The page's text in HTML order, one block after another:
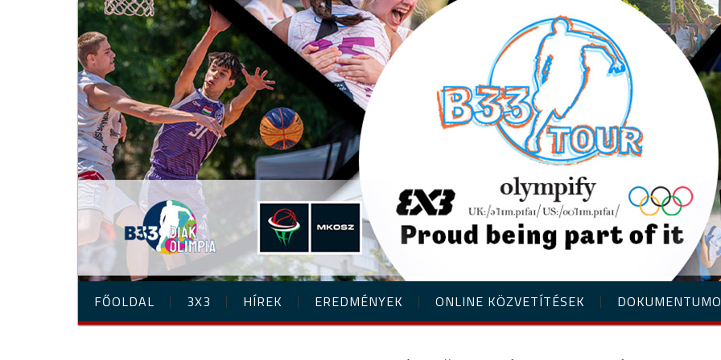
FŐOLDAL 3X3 HÍREK EREDMÉNYEK ONLINE KÖZVETÍTÉSEK